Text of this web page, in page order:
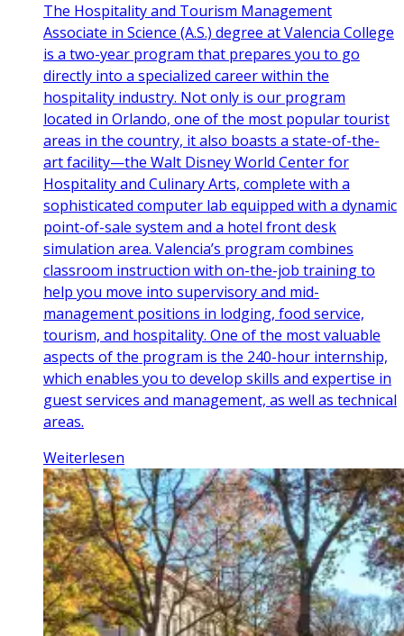
The Hospitality and Tourism Management
Associate in Science (A.S.) degree at Valencia College
is a two-year program that prepares you to go
directly into a specialized career within the
hospitality industry. Not only is our program
located in Orlando, one of the most popular tourist
areas in the country, it also boasts a state-of-the-
art facility—the Walt Disney World Center for
Hospitality and Culinary Arts, complete with a
sophisticated computer lab equipped with a dynamic
point-of-sale system and a hotel front desk
simulation area. Valencia’s program combines
classroom instruction with on-the-job training to
help you move into supervisory and mid-
management positions in lodging, food service,
tourism, and hospitality. One of the most valuable
aspects of the program is the 240-hour internship,
which enables you to develop skills and expertise in
guest services and management, as well as technical
areas.
Weiterlesen